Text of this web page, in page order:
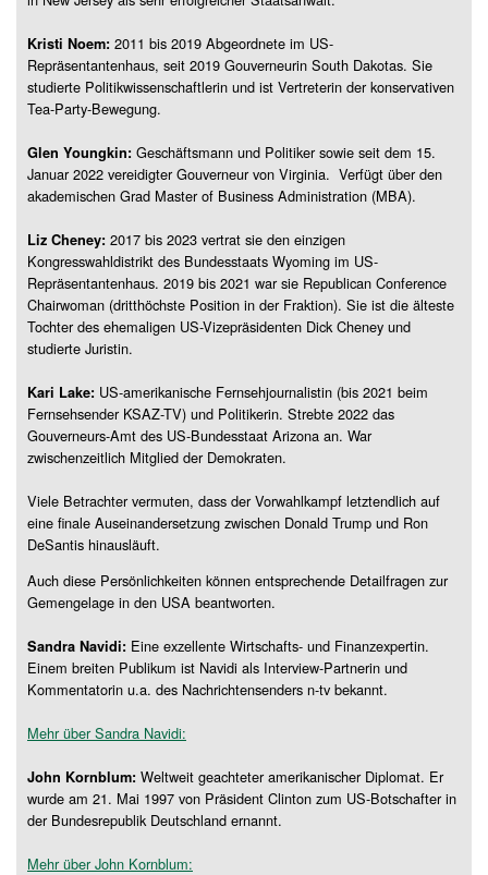
Kristi Noem: 2011 bis 2019 Abgeordnete im US-
Repräsentantenhaus, seit 2019 Gouverneurin South Dakotas. Sie
studierte Politikwissenschaftlerin und ist Vertreterin der konservativen
Tea-Party-Bewegung.
Glen Youngkin: Geschäftsmann und Politiker sowie seit dem 15.
Januar 2022 vereidigter Gouverneur von Virginia. Verfügt über den
akademischen Grad Master of Business Administration (MBA).
Liz Cheney: 2017 bis 2023 vertrat sie den einzigen
Kongresswahldistrikt des Bundesstaats Wyoming im US-
Repräsentantenhaus. 2019 bis 2021 war sie Republican Conference
Chairwoman (dritthöchste Position in der Fraktion). Sie ist die älteste
Tochter des ehemaligen US-Vizepräsidenten Dick Cheney und
studierte Juristin.
Kari Lake: US-amerikanische Fernsehjournalistin (bis 2021 beim
Fernsehsender KSAZ-TV) und Politikerin. Strebte 2022 das
Gouverneurs-Amt des US-Bundesstaat Arizona an. War
zwischenzeitlich Mitglied der Demokraten.
Viele Betrachter vermuten, dass der Vorwahlkampf letztendlich auf
eine finale Auseinandersetzung zwischen Donald Trump und Ron
DeSantis hinausläuft.
Auch diese Persönlichkeiten können entsprechende Detailfragen zur
Gemengelage in den USA beantworten.
Sandra Navidi: Eine exzellente Wirtschafts- und Finanzexpertin.
Einem breiten Publikum ist Navidi als Interview-Partnerin und
Kommentatorin u.a. des Nachrichtensenders n-tv bekannt.
Mehr über Sandra Navidi:
John Kornblum: Weltweit geachteter amerikanischer Diplomat. Er
wurde am 21. Mai 1997 von Präsident Clinton zum US-Botschafter in
der Bundesrepublik Deutschland ernannt.
Mehr über John Kornblum: